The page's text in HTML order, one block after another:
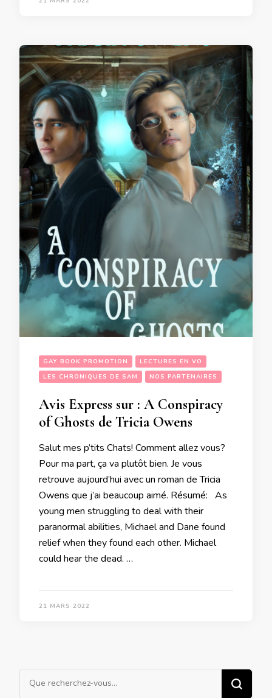
GAY BOOK PROMOTION
LECTURES EN VO
LES CHRONIQUES DE SAM
NOS PARTENAIRES
Avis Express sur : A Conspiracy
of Ghosts de Tricia Owens
Salut mes p’tits Chats! Comment allez vous?
Pour ma part, ça va plutôt bien. Je vous
retrouve aujourd’hui avec un roman de Tricia
Owens que j’ai beaucoup aimé. Résumé: As
young men struggling to deal with their
paranormal abilities, Michael and Dane found
relief when they found each other. Michael
could hear the dead. …
21 MARS 2022
Vous
recherchiez